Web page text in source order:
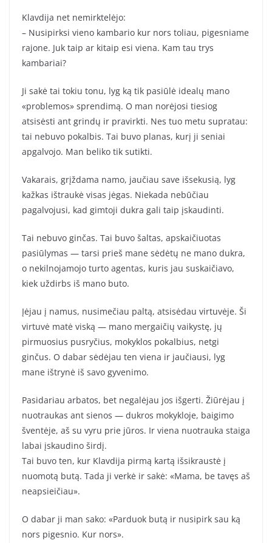
Klavdija net nemirktelėjo:
– Nusipirksi vieno kambario kur nors toliau, pigesniame
rajone. Juk taip ar kitaip esi viena. Kam tau trys
kambariai?
Ji sakė tai tokiu tonu, lyg ką tik pasiūlė idealų mano
«problemos» sprendimą. O man norėjosi tiesiog
atsisėsti ant grindų ir pravirkti. Nes tuo metu supratau:
tai nebuvo pokalbis. Tai buvo planas, kurį ji seniai
apgalvojo. Man beliko tik sutikti.
Vakarais, grįždama namo, jaučiau save išsekusią, lyg
kažkas ištraukė visas jėgas. Niekada nebūčiau
pagalvojusi, kad gimtoji dukra gali taip įskaudinti.
Tai nebuvo ginčas. Tai buvo šaltas, apskaičiuotas
pasiūlymas — tarsi prieš mane sėdėtų ne mano dukra,
o nekilnojamojo turto agentas, kuris jau suskaičiavo,
kiek uždirbs iš mano buto.
Įėjau į namus, nusimečiau paltą, atsisėdau virtuvėje. Ši
virtuvė matė viską — mano mergaičių vaikystę, jų
pirmuosius pusryčius, mokyklos pokalbius, netgi
ginčus. O dabar sėdėjau ten viena ir jaučiausi, lyg
mane ištrynė iš savo gyvenimo.
Pasidariau arbatos, bet negalėjau jos išgerti. Žiūrėjau į
nuotraukas ant sienos — dukros mokykloje, baigimo
šventėje, aš su vyru prie jūros. Ir viena nuotrauka staiga
labai įskaudino širdį.
Tai buvo ten, kur Klavdija pirmą kartą išsikraustė į
nuomotą butą. Tada ji verkė ir sakė: «Mama, be tavęs aš
neapsieičiau».
O dabar ji man sako: «Parduok butą ir nusipirk sau ką
nors pigesnio. Kur nors».